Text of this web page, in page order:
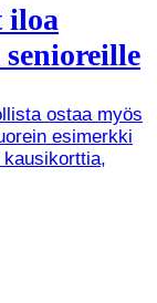
iloa
ostaa myös
esimerkki